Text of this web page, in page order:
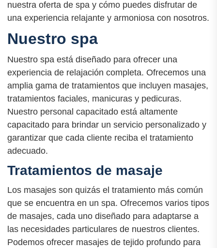
nuestra oferta de spa y cómo puedes disfrutar de
una experiencia relajante y armoniosa con nosotros.
Nuestro spa
Nuestro spa está diseñado para ofrecer una
experiencia de relajación completa. Ofrecemos una
amplia gama de tratamientos que incluyen masajes,
tratamientos faciales, manicuras y pedicuras.
Nuestro personal capacitado está altamente
capacitado para brindar un servicio personalizado y
garantizar que cada cliente reciba el tratamiento
adecuado.
Tratamientos de masaje
Los masajes son quizás el tratamiento más común
que se encuentra en un spa. Ofrecemos varios tipos
de masajes, cada uno diseñado para adaptarse a
las necesidades particulares de nuestros clientes.
Podemos ofrecer masajes de tejido profundo para